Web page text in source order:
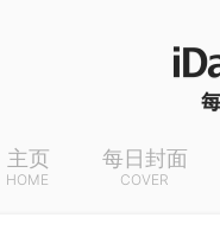
主页
HOME
每日封面
COVER